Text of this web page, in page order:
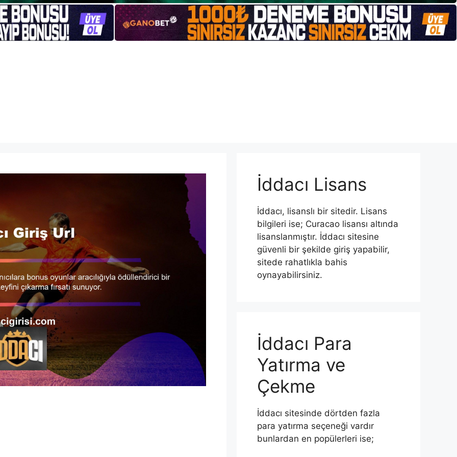
İddacı Lisans
İddacı, lisanslı bir sitedir. Lisans
bilgileri ise; Curacao lisansı altında
lisanslanmıştır. İddacı sitesine
güvenli bir şekilde giriş yapabilir,
sitede rahatlıkla bahis
oynayabilirsiniz.
İddacı Para
Yatırma ve
Çekme
İddacı sitesinde dörtden fazla
para yatırma seçeneği vardır
bunlardan en popülerleri ise;